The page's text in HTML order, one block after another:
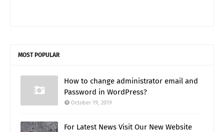
MOST POPULAR
How to change administrator email and
Password in WordPress?
October 19, 2019
For Latest News Visit Our New Website